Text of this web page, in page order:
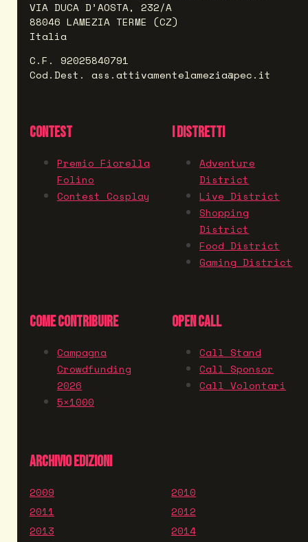
VIA DUCA D’AOSTA, 232/A
88046 LAMEZIA TERME (CZ)
Italia
C.F. 92025840791
Cod.Dest. ass.attivamentelamezia@pec.it
CONTEST
Premio Fiorella
Folino
Contest Cosplay
I DISTRETTI
Adventure
District
Live District
Shopping
District
Food District
Gaming District
COME CONTRIBUIRE
Campagna
Crowdfunding
2026
5×1000
OPEN CALL
Call Stand
Call Sponsor
Call Volontari
ARCHIVIO EDIZIONI
2009
2010
2011
2012
2013
2014